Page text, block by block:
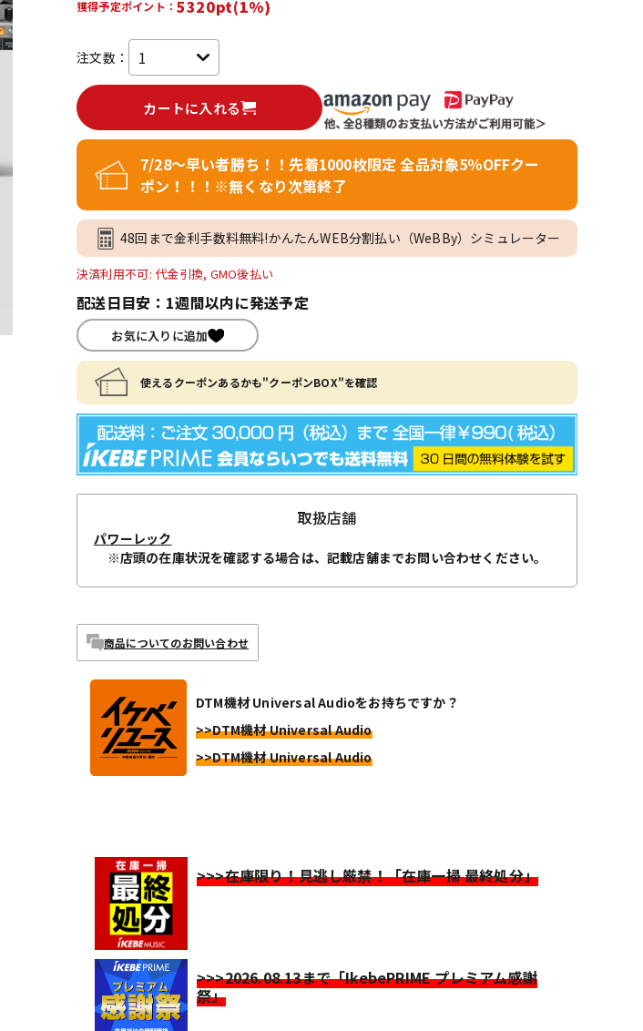
獲得予定ポイント： 5320pt(1%)
注文数：
カートに入れる
7/28～早い者勝ち！！先着1000枚限定 全品対象5％OFFクー
ポン！！！※無くなり次第終了
48回まで金利手数料無料!かんたんWEB分割払い（WeBBy）シミュレーター
決済利用不可: 代金引換, GMO後払い
配送日目安：1週間以内に発送予定
お気に入りに追加
使えるクーポンあるかも"クーポンBOX"を確認
取扱店舗
パワーレック
※店頭の在庫状況を確認する場合は、記載店舗までお問い合わせください。
商品についてのお問い合わせ
DTM機材 Universal Audioをお持ちですか？
>>DTM機材 Universal Audio
>>DTM機材 Universal Audio
>>>在庫限り！見逃し厳禁！「在庫一掃 最終処分」
>>>2026.08.13まで「IkebePRIME プレミアム感謝
祭」